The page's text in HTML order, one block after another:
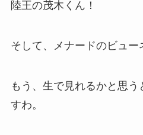
陸王の茂木くん！
そして、メナードのビュー
もう、生で見れるかと思
すわ。